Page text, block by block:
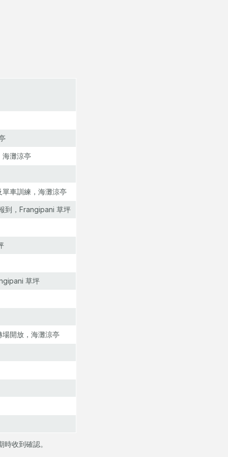
海灘涼亭
車訓練，海灘涼亭
到，Frangipani 草坪
草坪
開放，海灘涼亭
收到確認。